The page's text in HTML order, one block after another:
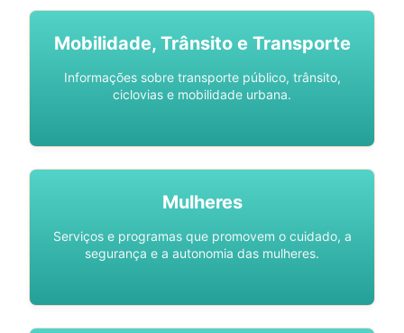
Mobilidade, Trânsito e Transporte
Informações sobre transporte público, trânsito,
ciclovias e mobilidade urbana.
Mulheres
Serviços e programas que promovem o cuidado, a
segurança e a autonomia das mulheres.